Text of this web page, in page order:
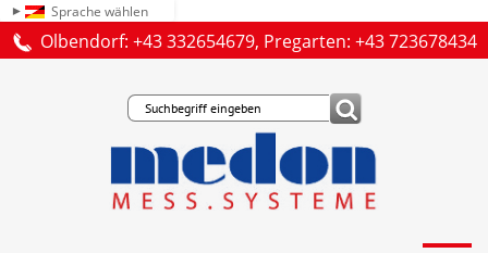
Sprache wählen
Olbendorf: +43 332654679, Pregarten: +43 723678434